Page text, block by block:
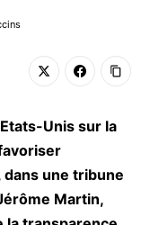
Unis sur la
dans une tribune
Martin,